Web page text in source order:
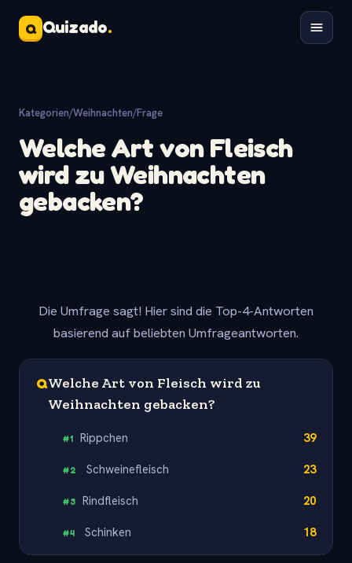
Q Quizado.
Kategorien/Weihnachten/Frage
Welche Art von Fleisch
wird zu Weihnachten
gebacken?
Die Umfrage sagt! Hier sind die Top-4-Antworten
basierend auf beliebten Umfrageantworten.
QWelche Art von Fleisch wird zu
Weihnachten gebacken?
#1 Rippchen 39
#2 Schweinefleisch 23
#3 Rindfleisch 20
#4 Schinken 18